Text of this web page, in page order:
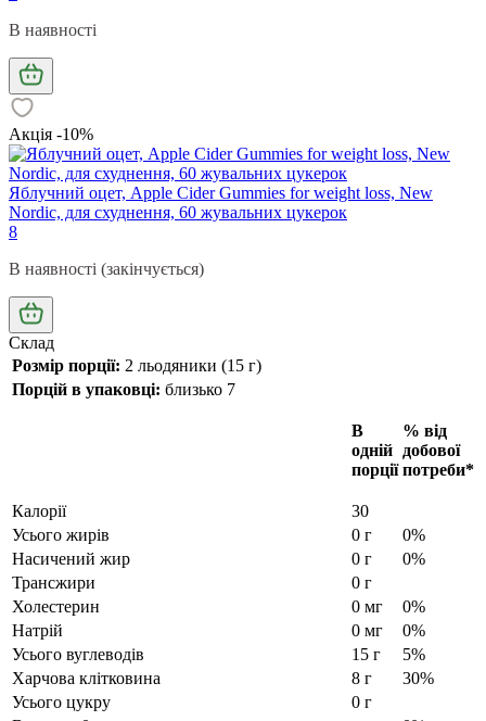
В наявності
Акція -10%
Яблучний оцет, Apple Cider Gummies for weight loss, New
Nordic, для схуднення, 60 жувальних цукерок
8
В наявності (закінчується)
Склад
Розмір порції: 2 льодяники (15 г)
Порцій в упаковці: близько 7
В
одній
порції
% від
добової
потреби*
Калорії
30
Усього жирів
0 г
0%
Насичений жир
0 г
0%
Трансжири
0 г
Холестерин
0 мг
0%
Натрій
0 мг
0%
Усього вуглеводів
15 г
5%
Харчова клітковина
8 г
30%
Усього цукру
0 г